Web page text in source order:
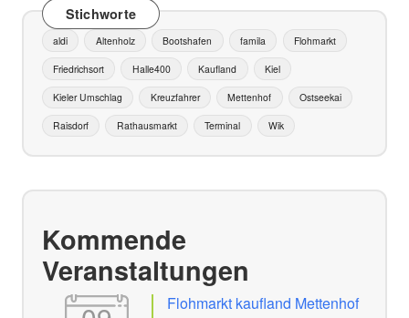
Stichworte
aldi Altenholz Bootshafen famila Flohmarkt
Friedrichsort Halle400 Kaufland Kiel
Kieler Umschlag Kreuzfahrer Mettenhof Ostseekai
Raisdorf Rathausmarkt Terminal Wik
Kommende
Veranstaltungen
Flohmarkt kaufland Mettenhof